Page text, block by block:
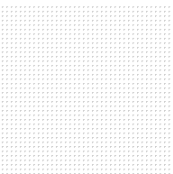
MAIL